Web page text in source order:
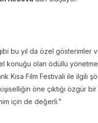
bu yıl da özel gösterimler
konuğu olan ödüllü
Kısa Film Festivali ile ilgili
öne çıktığı özgür bir
için de değerli.”